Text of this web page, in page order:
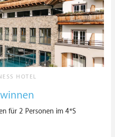
HOTEL
für 2 Personen im 4*S